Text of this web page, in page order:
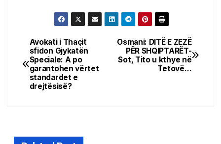
Post
navigation
Osmani: DITË E ZEZË
PËR SHQIPTARËT-
Sot, Tito u kthye në
Tetovë…
Avokati i Thaçit
sfidon Gjykatën
Speciale: A po
garantohen vërtet
standardet e
drejtësisë?